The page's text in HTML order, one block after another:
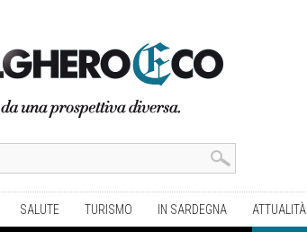
SALUTE TURISMO IN SARDEGNA ATTUALITÀ